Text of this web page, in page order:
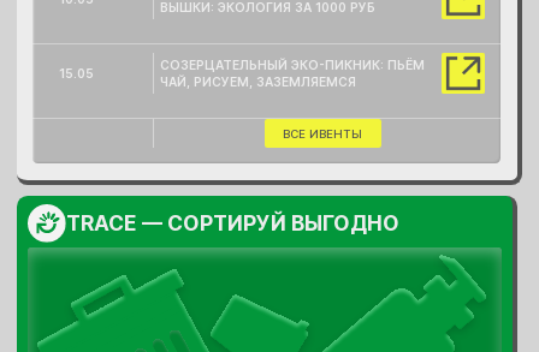
ВЫШКИ: ЭКОЛОГИЯ ЗА 1000 РУБ
15.05
СОЗЕРЦАТЕЛЬНЫЙ ЭКО-ПИКНИК: ПЬЁМ
ЧАЙ, РИСУЕМ, ЗАЗЕМЛЯЕМСЯ
ВСЕ ИВЕНТЫ
TRACE — СОРТИРУЙ ВЫГОДНО